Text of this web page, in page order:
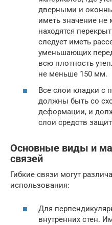
дверными и
иметь значение не
находятся
следует иметь
уменьшающих
всю плотность
не меньше 150 мм.
Все слои кладки с
должны быть со
деформации, и
слои средств
Основные виды и
связей
Гибкие связи могут
использования:
Для
внутренних стен.